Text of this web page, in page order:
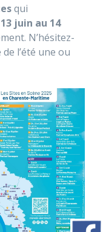
qui
13 juin au 14
N’hésitez-
l’été une ou